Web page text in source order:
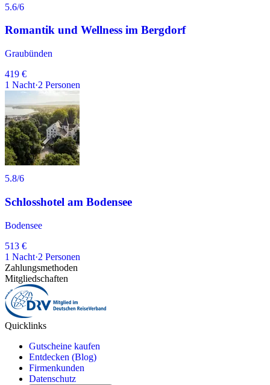
5.6/6
Romantik und Wellness im Bergdorf
Graubünden
419 €
1 Nacht·2 Personen
5.8/6
Schlosshotel am Bodensee
Bodensee
513 €
1 Nacht·2 Personen
Zahlungsmethoden
Mitgliedschaften
Quicklinks
Gutscheine kaufen
Entdecken (Blog)
Firmenkunden
Datenschutz